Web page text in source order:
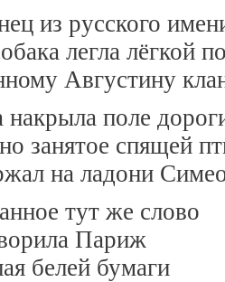
из русского
легла лёгкой
Августину
накрыла поле
занятое спящей
на ладони
тут же слово
Париж
белей бумаги